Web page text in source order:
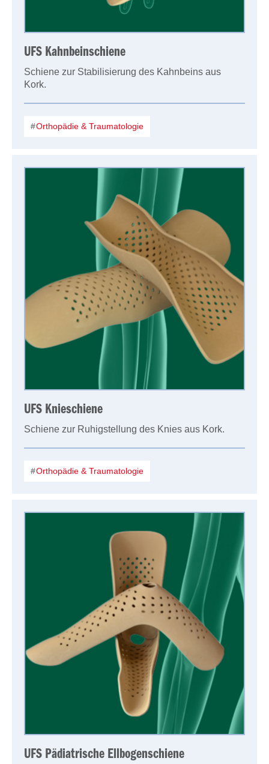
UFS Kahnbeinschiene
Schiene zur Stabilisierung des Kahnbeins aus
Kork.
Orthopädie & Traumatologie
UFS Knieschiene
Schiene zur Ruhigstellung des Knies aus Kork.
Orthopädie & Traumatologie
UFS Pädiatrische Ellbogenschiene